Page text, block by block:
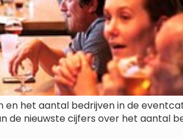
het aantal bedrijven in de
de nieuwste cijfers over het aantal